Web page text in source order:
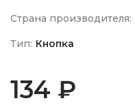
Страна производителя:
Тип: Кнопка
134 ₽